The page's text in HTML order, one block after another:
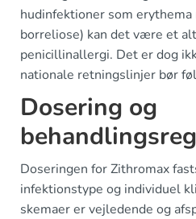
hudinfektioner som erythema
borreliose) kan det være et
penicillinallergi. Det er dog
nationale retningslinjer bør
Dosering og
Doseringen for Zithromax
infektionstype og individuel
skemaer er vejledende og